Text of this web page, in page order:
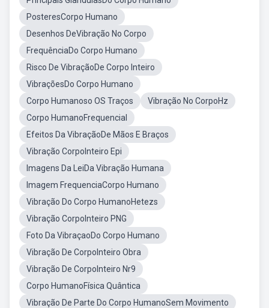
PosteresCorpo Humano
Desenhos DeVibração No Corpo
FrequênciaDo Corpo Humano
Risco De VibraçãoDe Corpo Inteiro
VibraçõesDo Corpo Humano
Corpo Humanoso OS Traços
Vibração No CorpoHz
Corpo HumanoFrequencial
Efeitos Da VibraçãoDe Mãos E Braços
Vibração CorpoInteiro Epi
Imagens Da LeiDa Vibração Humana
Imagem FrequenciaCorpo Humano
Vibração Do Corpo HumanoHetezs
Vibração CorpoInteiro PNG
Foto Da VibraçaoDo Corpo Humano
Vibração De CorpoInteiro Obra
Vibração De CorpoInteiro Nr9
Corpo HumanoFísica Quântica
Vibração De Parte Do Corpo HumanoSem Movimento